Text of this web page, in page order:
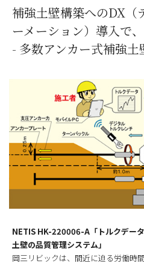
補強土壁構築へのDX（
ーメーション）導入で
- 多数アンカー式補強土
NETIS HK-220006-A「トルクデー
土壁の品質管理システム」
岡三リビックは、間近に迫る労働時